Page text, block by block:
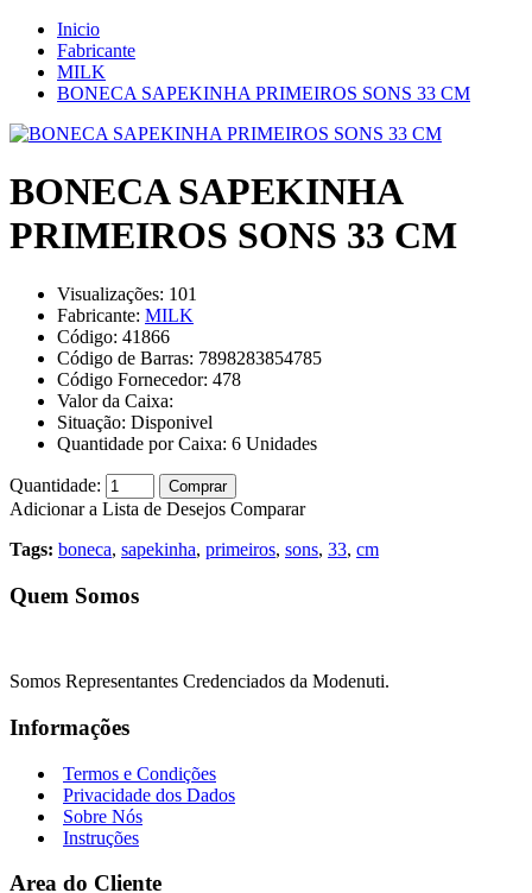
Inicio
Fabricante
MILK
BONECA SAPEKINHA PRIMEIROS SONS 33 CM
BONECA SAPEKINHA
PRIMEIROS SONS 33 CM
Visualizações: 101
Fabricante: MILK
Código: 41866
Código de Barras: 7898283854785
Código Fornecedor: 478
Valor da Caixa:
Situação: Disponivel
Quantidade por Caixa: 6 Unidades
Quantidade: Comprar
Adicionar a Lista de Desejos Comparar
Tags: boneca, sapekinha, primeiros, sons, 33, cm
Quem Somos
Somos Representantes Credenciados da Modenuti.
Informações
Termos e Condições
Privacidade dos Dados
Sobre Nós
Instruções
Area do Cliente